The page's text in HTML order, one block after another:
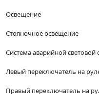
Освещение
Стояночное освещение
Система аварийной световой
Левый переключатель на
Правый переключатель на